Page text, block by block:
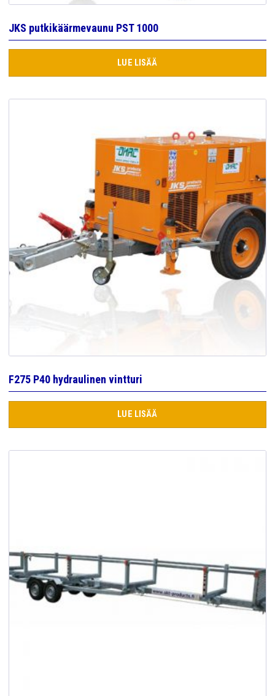
JKS putkikäärmevaunu PST 1000
LUE LISÄÄ
F275 P40 hydraulinen vintturi
LUE LISÄÄ